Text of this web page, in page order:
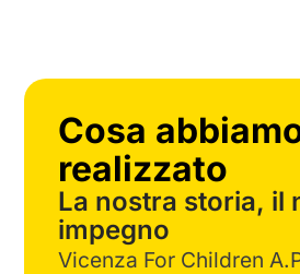
Cosa
realizzato
La nostra storia, il
impegno
Vicenza For Children